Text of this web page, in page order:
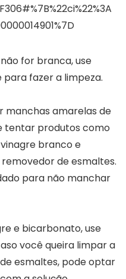
for branca, use
fazer a limpeza.
manchas amarelas de
tentar produtos como
branco e
de esmaltes.
para não manchar
e bicarbonato, use
você queira limpar a
esmaltes, pode optar